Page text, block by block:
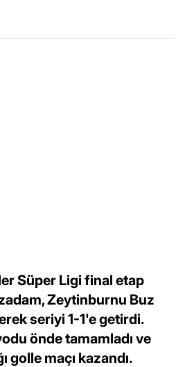
Süper Ligi final etap
Zeytinburnu Buz
seriyi 1-1'e getirdi.
önde tamamladı ve
golle maçı kazandı.